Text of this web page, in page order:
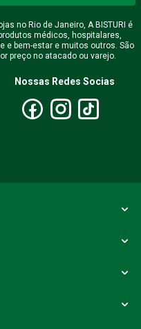
no Rio de Janeiro, A BISTURI é
médicos, hospitalares,
e bem-estar e muitos outros. São
preço no atacado ou varejo.
Nossas Redes Socias